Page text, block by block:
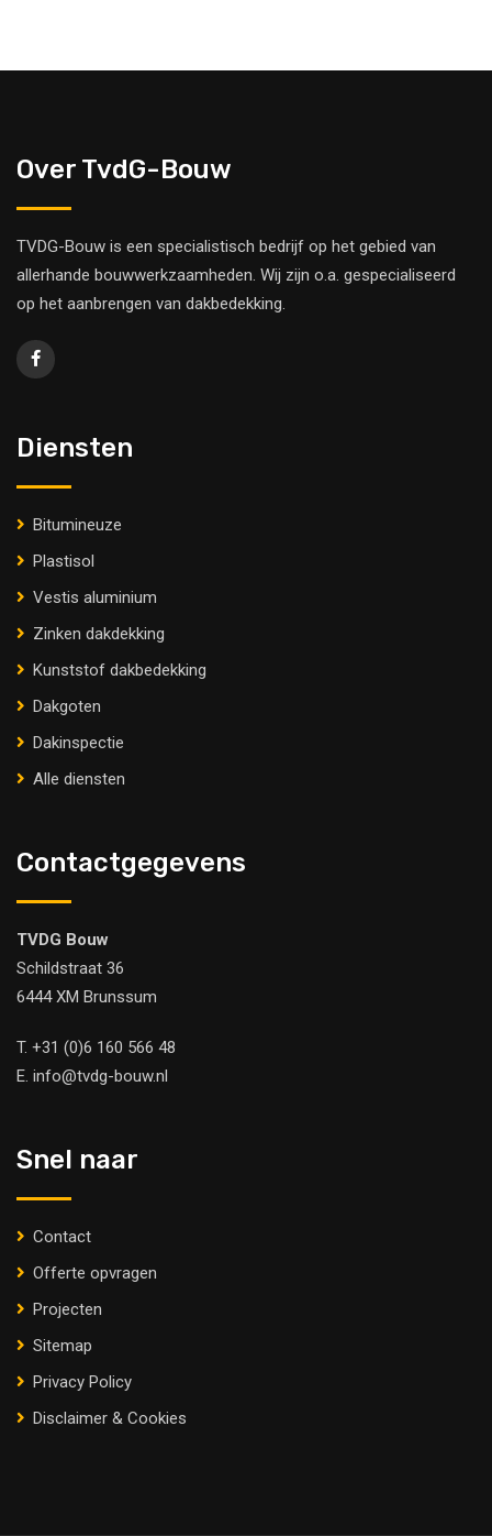
Over TvdG-Bouw
TVDG-Bouw is een specialistisch bedrijf op het gebied van
allerhande bouwwerkzaamheden. Wij zijn o.a. gespecialiseerd
op het aanbrengen van dakbedekking.
Diensten
Bitumineuze
Plastisol
Vestis aluminium
Zinken dakdekking
Kunststof dakbedekking
Dakgoten
Dakinspectie
Alle diensten
Contactgegevens
TVDG Bouw
Schildstraat 36
6444 XM Brunssum
T. +31 (0)6 160 566 48
E. info@tvdg-bouw.nl
Snel naar
Contact
Offerte opvragen
Projecten
Sitemap
Privacy Policy
Disclaimer & Cookies